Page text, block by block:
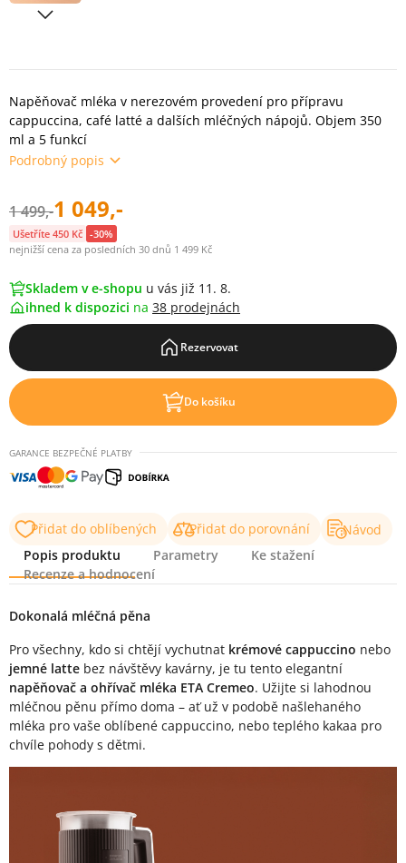
Napěňovač mléka v nerezovém provedení pro přípravu
cappuccina, café latté a dalších mléčných nápojů. Objem 350
ml a 5 funkcí
Podrobný popis
1 499,-1 049,-
Ušetříte 450 Kč -30%
nejnižší cena za posledních 30 dnů 1 499 Kč
Skladem v e-shopu u vás již 11. 8.
ihned k dispozici na 38 prodejnách
Rezervovat
Do košíku
GARANCE BEZPEČNÉ PLATBY
Přidat do oblíbených Přidat do porovnání
Návod
Popis produktu
Parametry
Ke stažení
Recenze a hodnocení
Popis produktu
Dokonalá mléčná pěna
Pro všechny, kdo si chtějí vychutnat krémové cappuccino nebo
jemné latte bez návštěvy kavárny, je tu tento elegantní
napěňovač a ohřívač mléka ETA Cremeo. Užijte si lahodnou
mléčnou pěnu přímo doma – ať už v podobě našlehaného
mléka pro vaše oblíbené cappuccino, nebo teplého kakaa pro
chvíle pohody s dětmi.